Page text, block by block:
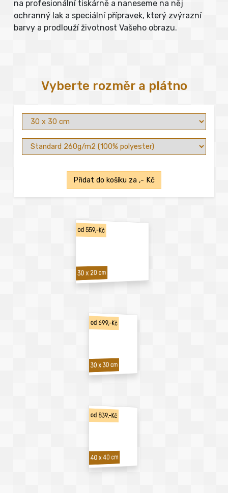
na profesionální tiskárně a naneseme na něj
ochranný lak a speciální přípravek, který zvýrazní
barvy a prodlouží životnost Vašeho obrazu.
Vyberte rozměr a plátno
Přidat do košíku za ,- Kč
od 559,-Kč
30 x 20 cm
od 699,-Kč
30 x 30 cm
od 839,-Kč
40 x 40 cm